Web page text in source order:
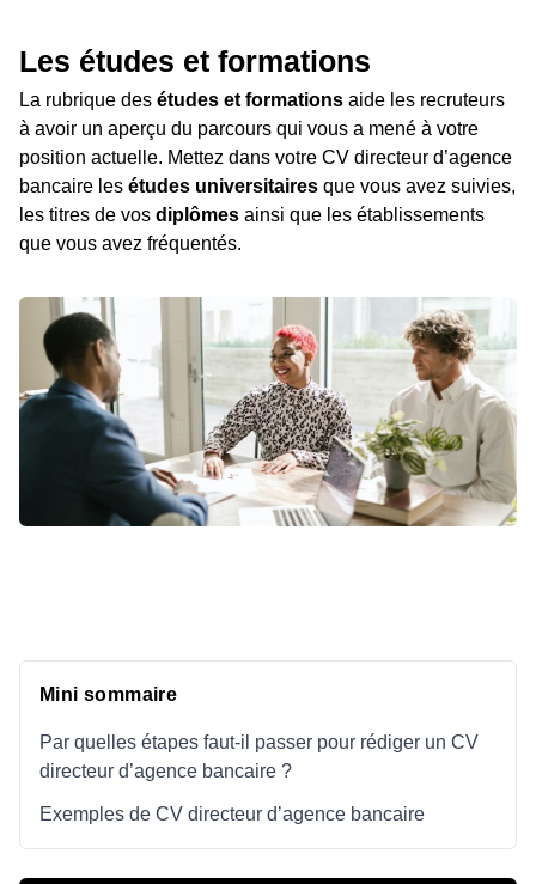
Les études et formations
La rubrique des études et formations aide les recruteurs
à avoir un aperçu du parcours qui vous a mené à votre
position actuelle. Mettez dans votre CV directeur d’agence
bancaire les études universitaires que vous avez suivies,
les titres de vos diplômes ainsi que les établissements
que vous avez fréquentés.
Mini sommaire
Par quelles étapes faut-il passer pour rédiger un CV
directeur d’agence bancaire ?
Exemples de CV directeur d’agence bancaire